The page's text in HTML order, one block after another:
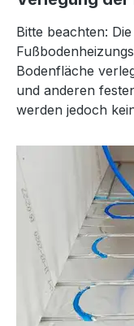
Bitte beachten:
Bodenfläche
und anderen
werden jedoch